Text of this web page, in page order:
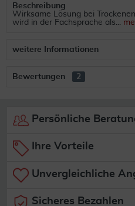
Beschreibung
Wirksame Lösung bei
wird in der Fachsprache als...
weitere Informationen
Bewertungen 2
Persönliche
Ihre Vorteile
Unvergleichliche
Sicheres Bezahlen